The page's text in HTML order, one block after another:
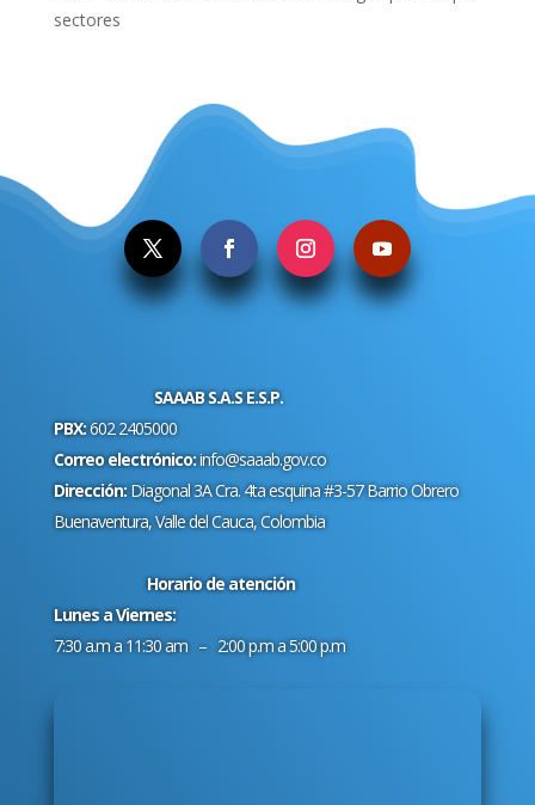
sectores
SAAAB S.A.S E.S.P.
PBX:602 2405000
Correo electrónico:info@saaab.gov.co
Dirección:Diagonal 3A Cra. 4ta esquina #3-57 Barrio Obrero
Buenaventura, Valle del Cauca, Colombia
Horario de atención
Lunes a Viernes:
7:30 a.m a 11:30 am – 2:00 p.m a 5:00 p.m